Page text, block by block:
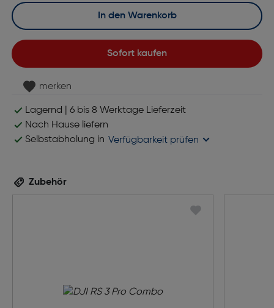
Sofort kaufen
In den Warenkorb
merken
Lagernd | 6 bis 8 Werktage Lieferzeit
Nach Hause liefern
Selbstabholung in Verfügbarkeit prüfen
Zubehör